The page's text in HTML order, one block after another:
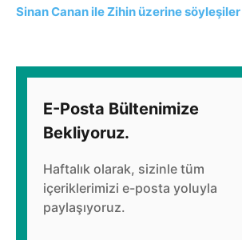
Sinan Canan ile Zihin üzerine
E-Posta Bültenimize
Bekliyoruz.
Haftalık olarak, sizinle tüm
içeriklerimizi e-posta yoluyla
paylaşıyoruz.